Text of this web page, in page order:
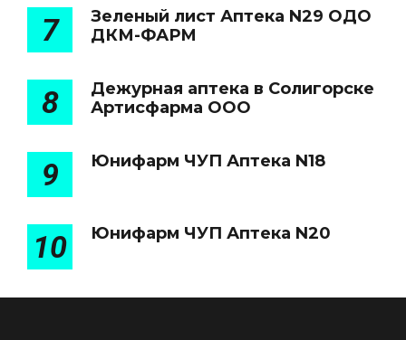
7
Зеленый лист Аптека N29 ОДО
ДКМ-ФАРМ
8
Дежурная аптека в Солигорске
Артисфарма ООО
9 Юнифарм ЧУП Аптека N18
10 Юнифарм ЧУП Аптека N20